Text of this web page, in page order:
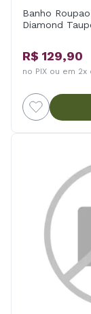
Banho
Diamond
R$ 129,90
no PIX ou em